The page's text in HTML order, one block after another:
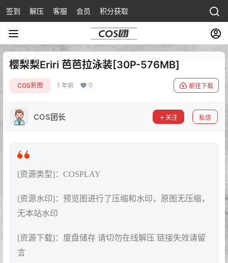
签到 解压 客服 会员 积分获取
樱梨梨Eriri 芭芭拉泳装[30P-576MB]
COS新图 1 年前 0 前往下载
COS团长 关注 私信
[资源类型]：COSPLAY
[资源水印]：预览图进行了压缩和水印，原图无压缩，
无本站水印
[资源下载]：度盘储存 请切勿在线解压 链接失效请留
言